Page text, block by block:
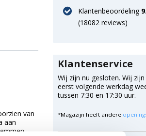
van
aan
Klantenbeoordeling
(18082 reviews)
Klantenservice
Wij zijn nu gesloten. Wij zijn
eerst volgende werkdag
tussen 7:30 en 17:30 uur.
*Magazijn heeft andere